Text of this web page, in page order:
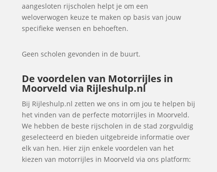
aangesloten rijscholen helpt je om een
weloverwogen keuze te maken op basis van jouw
specifieke wensen en behoeften.
Geen scholen gevonden in de buurt.
De voordelen van Motorrijles in
Moorveld via Rijleshulp.nl
Bij Rijleshulp.nl zetten we ons in om jou te helpen bij
het vinden van de perfecte motorrijles in Moorveld.
We hebben de beste rijscholen in de stad zorgvuldig
geselecteerd en bieden uitgebreide informatie over
elk van hen. Hier zijn enkele voordelen van het
kiezen van motorrijles in Moorveld via ons platform: